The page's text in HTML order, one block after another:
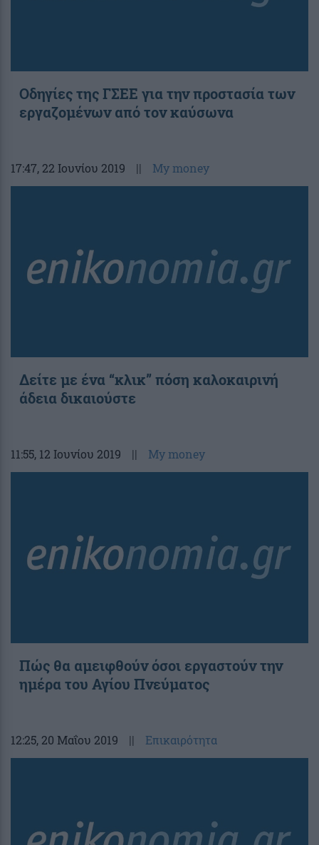
Οδηγίες της ΓΣΕΕ για την προστασία των
εργαζομένων από τον καύσωνα
17:47, 22 Ιουνίου 2019 || My money
Δείτε με ένα “κλικ” πόση καλοκαιρινή
άδεια δικαιούστε
11:55, 12 Ιουνίου 2019 || My money
Πώς θα αμειφθούν όσοι εργαστούν την
ημέρα του Αγίου Πνεύματος
12:25, 20 Μαΐου 2019 || Επικαιρότητα